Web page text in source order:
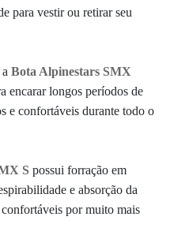
para vestir ou retirar seu
Bota Alpinestars SMX
encarar longos períodos de
e confortáveis durante todo o
S possui forração em
e absorção da
por muito mais